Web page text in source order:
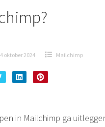
oktober 2024 Mailchimp
in Mailchimp ga